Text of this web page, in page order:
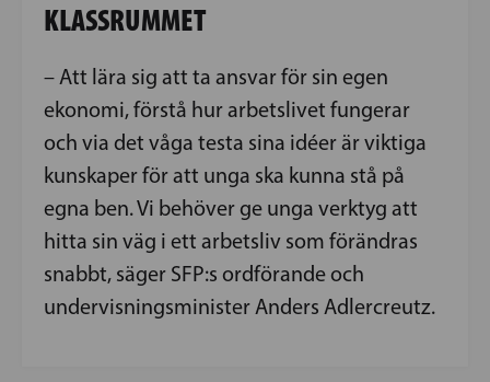
KLASSRUMMET
– Att lära sig att ta ansvar för sin egen
ekonomi, förstå hur arbetslivet fungerar
och via det våga testa sina idéer är viktiga
kunskaper för att unga ska kunna stå på
egna ben. Vi behöver ge unga verktyg att
hitta sin väg i ett arbetsliv som förändras
snabbt, säger SFP:s ordförande och
undervisningsminister Anders Adlercreutz.